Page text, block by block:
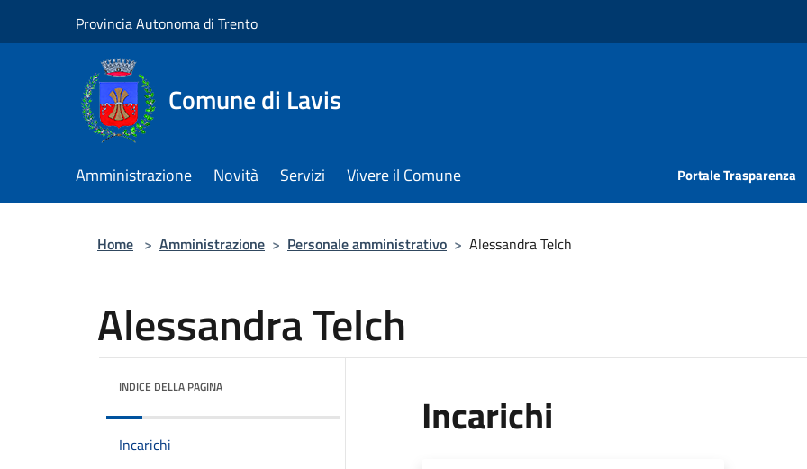
Provincia Autonoma di Trento
Comune di Lavis
Amministrazione Novità Servizi Vivere il Comune Portale Trasparenza
Home > Amministrazione > Personale amministrativo > Alessandra Telch
Alessandra Telch
INDICE DELLA PAGINA
Incarichi
Incarichi